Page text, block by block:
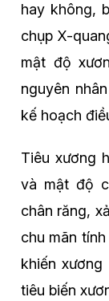
hay không,
chụp X-
mật độ
nguyên
kế hoạch
Tiêu xương
và mật độ
chân răng,
chu mãn
khiến
tiêu biến